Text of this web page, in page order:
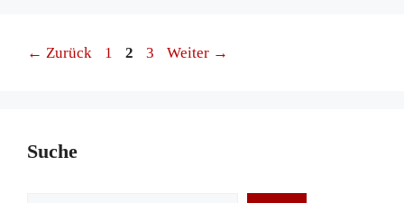
← Zurück Seite
1 Seite
2 Seite
3 Weiter →
Suche